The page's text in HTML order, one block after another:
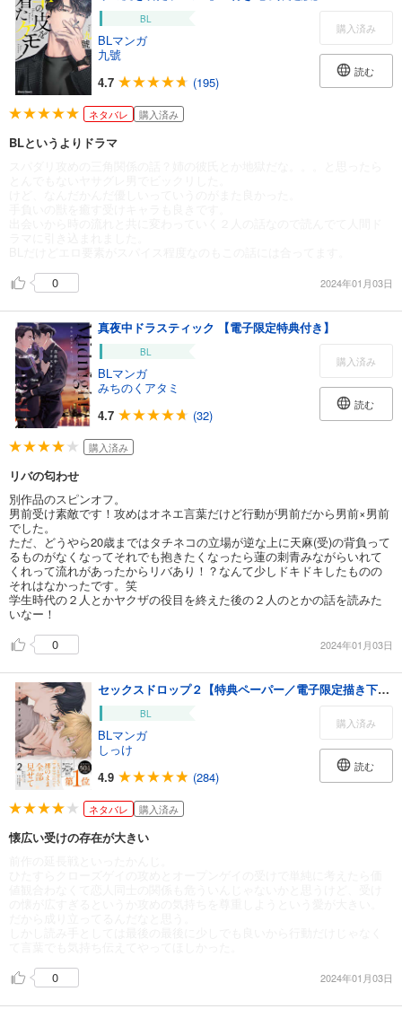
BL
BLマンガ
九號
4.7
(195)
購入済み
読む
ネタバレ 購入済み
BLというよりドラマ
0
2024年01月03日
真夜中ドラスティック 【電子限定特典付き】
BL
BLマンガ
みちのくアタミ
4.7
(32)
購入済み
読む
購入済み
リバの匂わせ
別作品のスピンオフ。
男前受け素敵です！攻めはオネエ言葉だけど行動が男前だから男前×男前
でした。
ただ、どうやら20歳まではタチネコの立場が逆な上に天麻(受)の背負って
るものがなくなってそれでも抱きたくなったら蓮の刺青みながらいれて
くれって流れがあったからリバあり！？なんて少しドキドキしたものの
それはなかったです。笑
学生時代の２人とかヤクザの役目を終えた後の２人のとかの話を読みた
いなー！
0
2024年01月03日
セックスドロップ２【特典ペーパー／電子限定描き下ろし付き】
BL
BLマンガ
しっけ
4.9
(284)
購入済み
読む
ネタバレ 購入済み
懐広い受けの存在が大きい
0
2024年01月03日